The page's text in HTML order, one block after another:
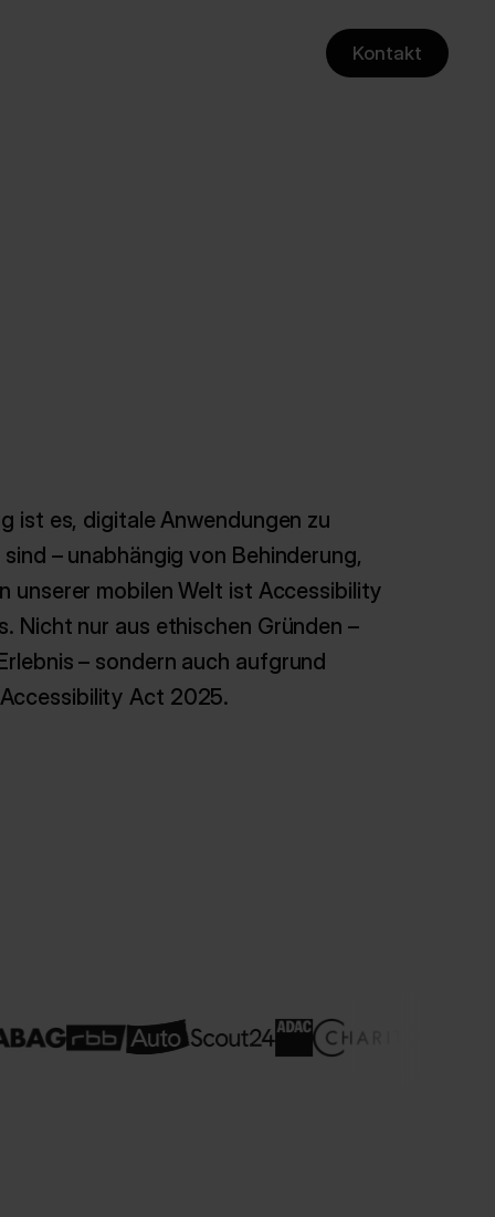
Kontakt
ist es, digitale Anwendungen zu
– unabhängig von Behinderung,
unserer mobilen Welt ist Accessibility
Nicht nur aus ethischen Gründen –
– sondern auch aufgrund
Act 2025.